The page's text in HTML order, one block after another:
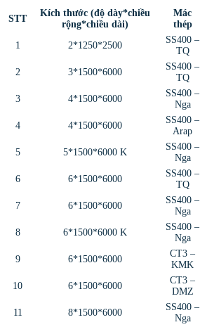
STT
Kích thước (độ dày*chiều
rộng*chiều dài)
Mác
thép
1
2*1250*2500
SS400 –
TQ
2 3*1500*6000
SS400 –
TQ
3 4*1500*6000
SS400 –
Nga
4 4*1500*6000
SS400 –
Arap
5 5*1500*6000 K
SS400 –
Nga
6 6*1500*6000
SS400 –
TQ
7 6*1500*6000
SS400 –
Nga
8 6*1500*6000 K
SS400 –
Nga
9 6*1500*6000
CT3 –
KMK
10 6*1500*6000
CT3 –
DMZ
11 8*1500*6000
SS400 –
Nga